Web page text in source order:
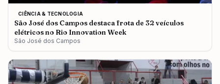
CIÊNCIA & TECNOLOGIA
São José dos Campos destaca frota de 32 veículos
elétricos no Rio Innovation Week
São José dos Campos